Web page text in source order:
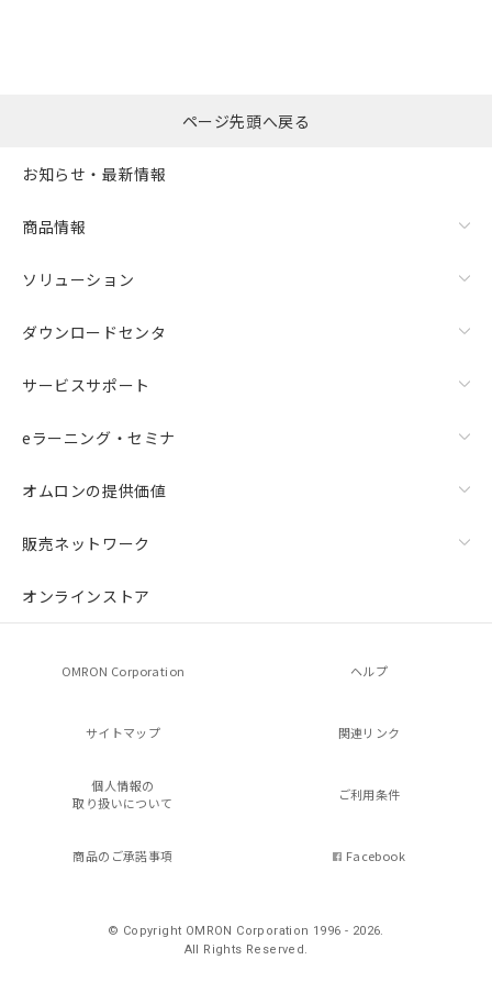
ページ先頭へ戻る
お知らせ・最新情報
商品情報
ソリューション
ダウンロードセンタ
サービスサポート
eラーニング・セミナ
オムロンの提供価値
販売ネットワーク
オンラインストア
OMRON Corporation ヘルプ
サイトマップ 関連リンク
個人情報の
取り扱いについて
ご利用条件
商品のご承諾事項 Facebook
© Copyright OMRON Corporation 1996 - 2026.
All Rights Reserved.